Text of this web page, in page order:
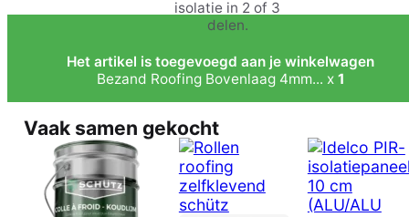
Het artikel is toegevoegd aan je winkelwagen
Bezand Roofing Bovenlaag 4mm... x 1
Vaak samen gekocht